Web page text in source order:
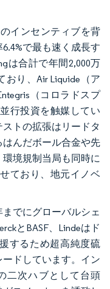
インセンティブを背
で最も速く成長す
は合計で年間2,000万
おり、Air Liquide（ア
（コロラドスプ
行投資を触媒してい
トの拡張はリードタ
んだボール合金や先
境規制当局も同時に
ており、地元イノベ
でにグローバルシェ
とBASF、Lindeはド
するため超高純度硫
ドしています。イン
二次ハブとして台頭